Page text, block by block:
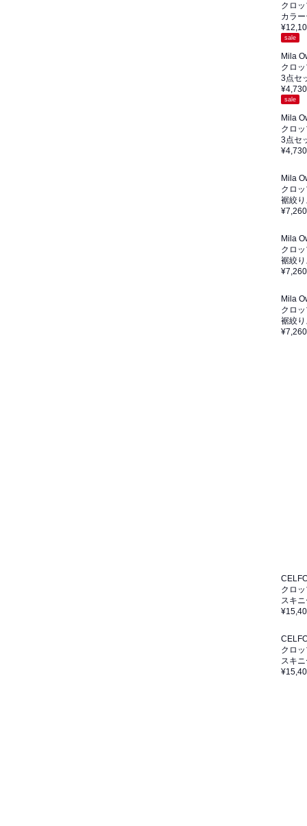
クロ
カラ
sale
Mila
クロ
3点セ
¥4,730
sale
Mila
クロ
3点セ
¥4,730
Mila
クロ
裾絞
¥7,260
Mila
クロ
裾絞
¥7,260
Mila
クロ
裾絞
¥7,260
クロ
スキ
クロ
スキ